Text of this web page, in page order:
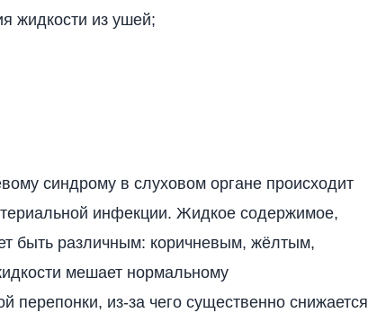
жидкости из ушей;
синдрому в слуховом органе происходит
инфекции. Жидкое содержимое,
быть различным: коричневым, жёлтым,
мешает нормальному
перепонки, из-за чего существенно снижается